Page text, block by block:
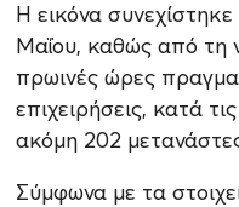
Η εικόνα
Μαΐου, καθώς από τη
πρωινές ώρες
επιχειρήσεις, κατά
ακόμη 202
Σύμφωνα με τα